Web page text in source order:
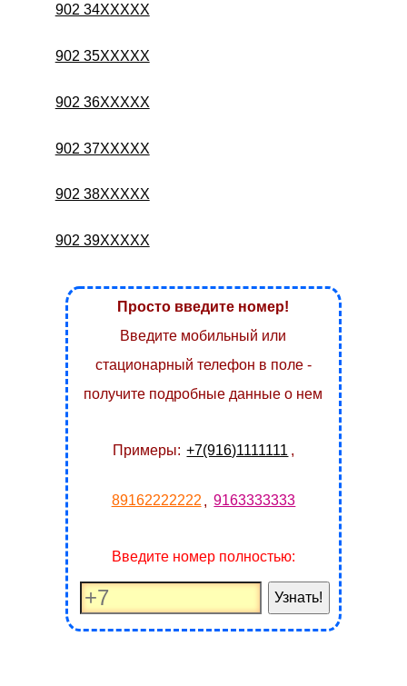
902 34XXXXX
902 35XXXXX
902 36XXXXX
902 37XXXXX
902 38XXXXX
902 39XXXXX
Просто введите номер!
Введите мобильный или
стационарный телефон в поле -
получите подробные данные о нем
Примеры: +7(916)1111111 ,
89162222222 9163333333
Введите номер полностью:
Узнать!